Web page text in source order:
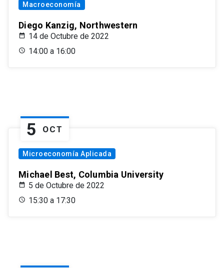
Macroeconomía
Diego Kanzig, Northwestern
14 de Octubre de 2022
14:00 a 16:00
5 OCT
Microeconomía Aplicada
Michael Best, Columbia University
5 de Octubre de 2022
15:30 a 17:30